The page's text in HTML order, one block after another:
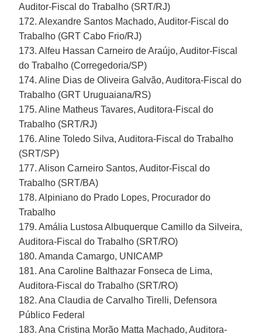
Auditor-Fiscal do Trabalho (SRT/RJ)
172. Alexandre Santos Machado, Auditor-Fiscal do
Trabalho (GRT Cabo Frio/RJ)
173. Alfeu Hassan Carneiro de Araújo, Auditor-Fiscal
do Trabalho (Corregedoria/SP)
174. Aline Dias de Oliveira Galvão, Auditora-Fiscal do
Trabalho (GRT Uruguaiana/RS)
175. Aline Matheus Tavares, Auditora-Fiscal do
Trabalho (SRT/RJ)
176. Aline Toledo Silva, Auditora-Fiscal do Trabalho
(SRT/SP)
177. Alison Carneiro Santos, Auditor-Fiscal do
Trabalho (SRT/BA)
178. Alpiniano do Prado Lopes, Procurador do
Trabalho
179. Amália Lustosa Albuquerque Camillo da Silveira,
Auditora-Fiscal do Trabalho (SRT/RO)
180. Amanda Camargo, UNICAMP
181. Ana Caroline Balthazar Fonseca de Lima,
Auditora-Fiscal do Trabalho (SRT/RO)
182. Ana Claudia de Carvalho Tirelli, Defensora
Público Federal
183. Ana Cristina Morão Matta Machado, Auditora-